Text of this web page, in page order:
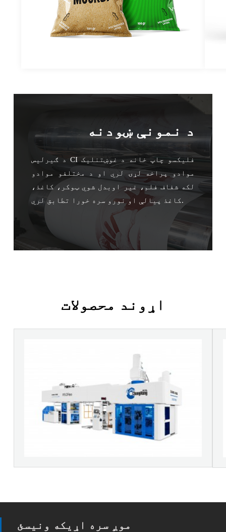
د نمونې ښودنه
د ګیرلیس CI فلیکسو چاپ خانه د غوښتنلیک
موادو پراخه لړۍ لري او د مختلفو موادو
لکه شفاف فلم، غیر اوبدل شوي ټوکر، کاغذ،
کاغذ پیالې او نورو سره خورا تطابق لري.
اړوند محصولات
موږ سره اړیکه ونیسئ